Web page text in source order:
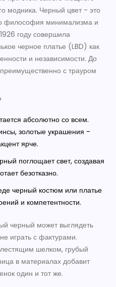
модника. Черный цвет - это
философия минимализма и
году совершила
черное платье (LBD) как
и независимости. До
с трауром
абсолютно со всем.
золотые украшения -
ярче.
поглощает свет, создавая
безотказно.
черный костюм или платье
и компетентности.
черный может выглядеть
играть с фактурами.
шелком, грубый
в материалах добавит
один и тот же.